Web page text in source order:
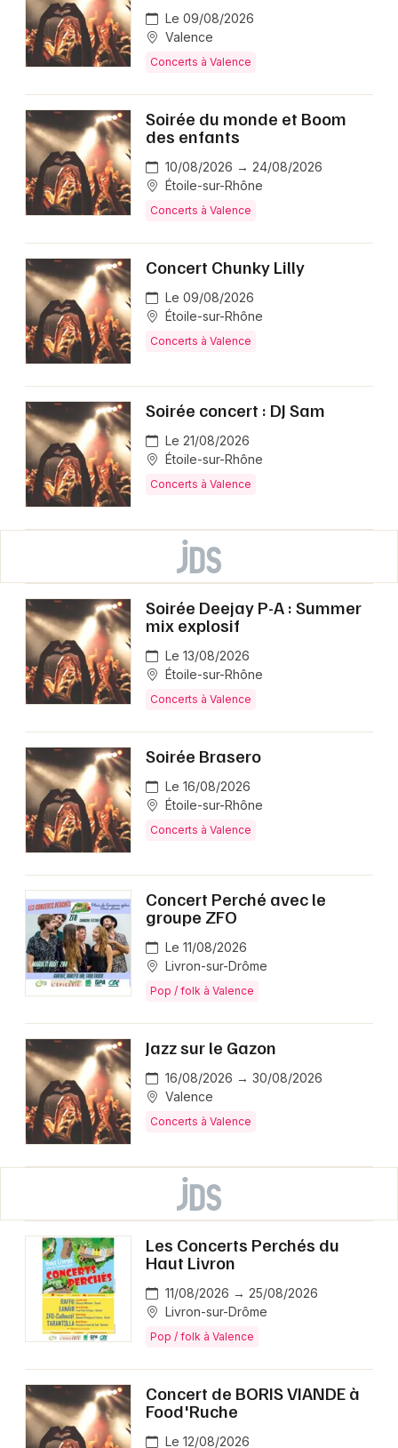
Le 09/08/2026
Valence
Concerts à Valence
Soirée du monde et Boom
des enfants
10/08/2026 → 24/08/2026
Étoile-sur-Rhône
Concerts à Valence
Concert Chunky Lilly
Le 09/08/2026
Étoile-sur-Rhône
Concerts à Valence
Soirée concert : DJ Sam
Le 21/08/2026
Étoile-sur-Rhône
Concerts à Valence
Soirée Deejay P-A : Summer
mix explosif
Le 13/08/2026
Étoile-sur-Rhône
Concerts à Valence
Soirée Brasero
Le 16/08/2026
Étoile-sur-Rhône
Concerts à Valence
Concert Perché avec le
groupe ZFO
Le 11/08/2026
Livron-sur-Drôme
Pop / folk à Valence
Jazz sur le Gazon
16/08/2026 → 30/08/2026
Valence
Concerts à Valence
Les Concerts Perchés du
Haut Livron
11/08/2026 → 25/08/2026
Livron-sur-Drôme
Pop / folk à Valence
Concert de BORIS VIANDE à
Food'Ruche
Le 12/08/2026